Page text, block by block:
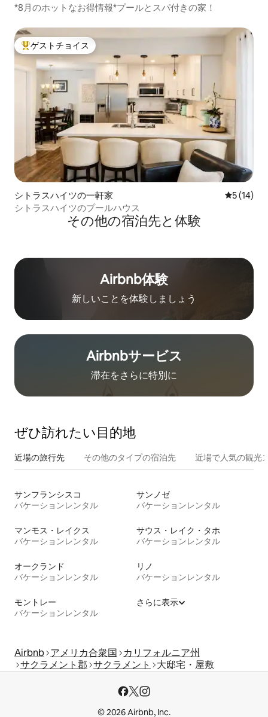
*8月のホットなお得情報*プールとスパ付きの家！
大好評のゲストチョイスです。
ゲストチョイス
シトラスハイツの一軒家 レビュー
5 (14)
シトラスハイツのプールハウス
その他の宿⁠泊⁠先と体⁠験
Airbnb体験
新しいことを体験しましょう
Airbnb⁠サ⁠ー⁠ビ⁠ス
滞在をさ⁠ら⁠に特⁠別⁠に
ぜひ訪⁠れ⁠た⁠い目⁠的⁠地
近場の旅行先 その他のタ⁠イ⁠プ⁠の宿⁠泊⁠先 近場で人気の観光
サンフランシスコ
バケーションレンタル
サンノゼ
バケーションレンタル
マンモス・レイクス
バケーションレンタル
サウス・レイク・タホ
バケーションレンタル
オークランド
バケーションレンタル
リノ
バケーションレンタル
モントレー
バケーションレンタル
さらに表示
Airbnb アメリカ合衆国
カリフォルニア州
サクラメント郡 サクラメント 大邸宅・屋敷
© 2026 Airbnb, Inc.